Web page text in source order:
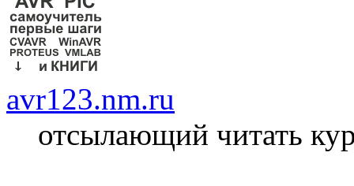
avr123.nm.ru
отсылающий читать